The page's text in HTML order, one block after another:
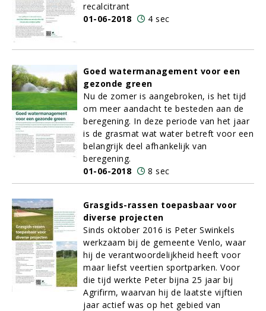
recalcitrant
01-06-2018
4 sec
Goed watermanagement voor een
gezonde green
Nu de zomer is aangebroken, is het tijd
om meer aandacht te besteden aan de
beregening. In deze periode van het jaar
is de grasmat wat water betreft voor een
belangrijk deel afhankelijk van
beregening.
01-06-2018
8 sec
Grasgids-rassen toepasbaar voor
diverse projecten
Sinds oktober 2016 is Peter Swinkels
werkzaam bij de gemeente Venlo, waar
hij de verantwoordelijkheid heeft voor
maar liefst veertien sportparken. Voor
die tijd werkte Peter bijna 25 jaar bij
Agrifirm, waarvan hij de laatste vijftien
jaar actief was op het gebied van